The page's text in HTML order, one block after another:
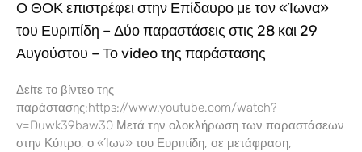
Ο ΘΟΚ επιστρέφει στην Επίδαυρο με τον «Ίωνα»
του Ευριπίδη – Δύο παραστάσεις στις 28 και 29
Αυγούστου – Το video της παράστασης
Δείτε το βίντεο της
παράστασης:https://www.youtube.com/watch?
v=Duwk39baw30 Μετά την ολοκλήρωση των παραστάσεων
στην Κύπρο, ο «Ίων» του Ευριπίδη, σε μετάφραση,